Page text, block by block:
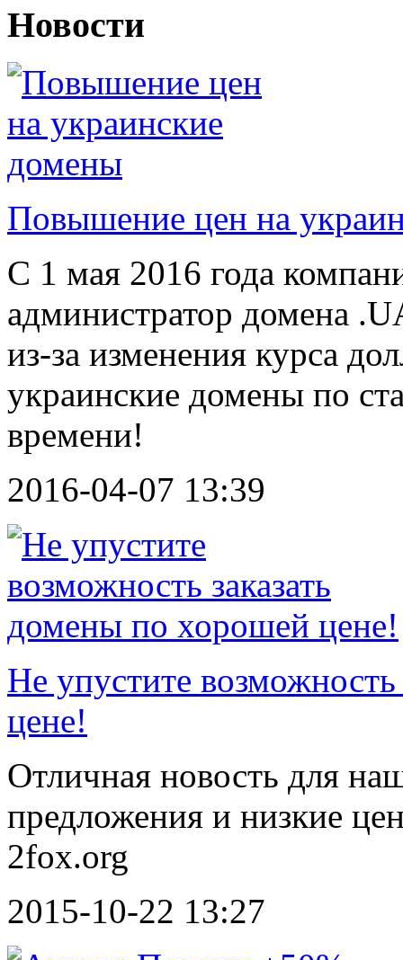
Новости
Повышение цен на
С 1 мая 2016 года
администратор домена
из-за изменения курса
украинские домены по
времени!
2016-04-07 13:39
Не упустите
цене!
Отличная новость для
предложения и низкие
2fox.org
2015-10-22 13:27